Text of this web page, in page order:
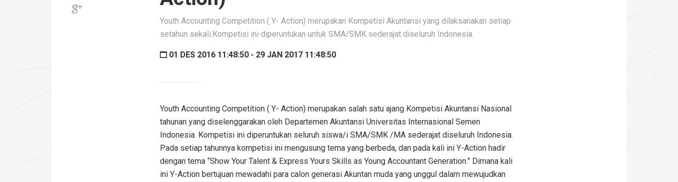
Youth Accounting Competition ( Y- Action) merupakan Kompetisi Akuntansi yang dilaksanakan setiap
setahun sekali.Kompetisi ini diperuntukan untuk SMA/SMK sederajat diseluruh Indonesia.
01 DES 2016 11:48:50 - 29 JAN 2017 11:48:50
Youth Accounting Competition ( Y- Action) merupakan salah satu ajang Kompetisi Akuntansi Nasional
tahunan yang diselenggarakan oleh Departemen Akuntansi Universitas Internasional Semen
Indonesia. Kompetisi ini diperuntukan seluruh siswa/i SMA/SMK /MA sederajat diseluruh Indonesia.
Pada setiap tahunnya kompetisi ini mengusung tema yang berbeda, dan pada kali ini Y-Action hadir
dengan tema “Show Your Talent & Express Yours Skills as Young Accountant Generation.” Dimana kali
ini Y-Action bertujuan mewadahi para calon generasi Akuntan muda yang unggul dalam mewujudkan